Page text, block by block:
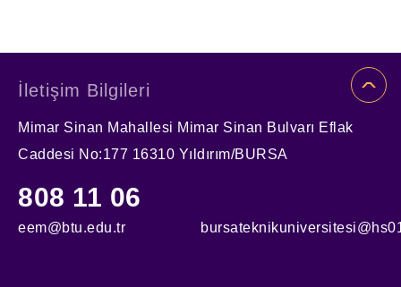
İletişim Bilgileri
Mimar Sinan Mahallesi Mimar Sinan Bulvarı Eflak
Caddesi No:177 16310 Yıldırım/BURSA
808 11 06
eem@btu.edu.tr